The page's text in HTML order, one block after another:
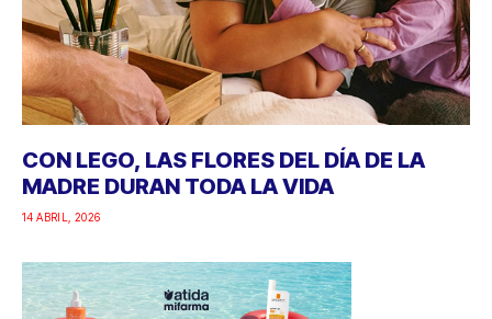
CON LEGO, LAS FLORES DEL DÍA DE LA
MADRE DURAN TODA LA VIDA
14 ABRIL, 2026